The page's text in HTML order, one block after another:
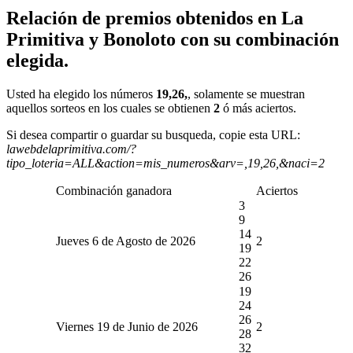
Relación de premios obtenidos en La
Primitiva y Bonoloto con su combinación
elegida.
Usted ha elegido los números 19,26,, solamente se muestran
aquellos sorteos en los cuales se obtienen 2 ó más aciertos.
Si desea compartir o guardar su busqueda, copie esta URL:
lawebdelaprimitiva.com/?
tipo_loteria=ALL&action=mis_numeros&arv=,19,26,&naci=2
Combinación ganadora Aciertos
Jueves 6 de Agosto de 2026
3
9
14
19
22
26
2
Viernes 19 de Junio de 2026
19
24
26
28
32
2